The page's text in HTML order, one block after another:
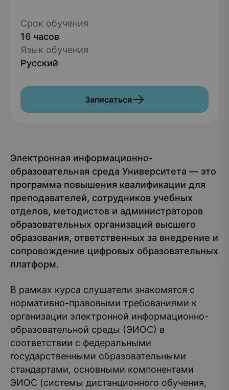
Срок обучения
16 часов
Язык обучения
Русский
Записаться
Электронная информационно-
образовательная среда Университета — это
программа повышения квалификации для
преподавателей, сотрудников учебных
отделов, методистов и администраторов
образовательных организаций высшего
образования, ответственных за внедрение и
сопровождение цифровых образовательных
платформ.
В рамках курса слушатели знакомятся с
нормативно-правовыми требованиями к
организации электронной информационно-
образовательной среды (ЭИОС) в
соответствии с федеральными
государственными образовательными
стандартами, основными компонентами
ЭИОС (системы дистанционного обучения,